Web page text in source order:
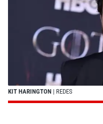
KIT HARINGTON | REDES